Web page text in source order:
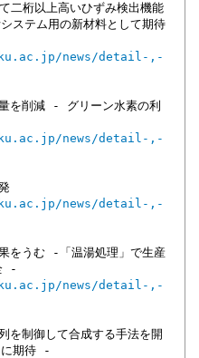
二桁以上高いひずみ検出機能
ステム用の新材料として期待
news/detail-,-
を削減 - グリーン水素の利
news/detail-,-
news/detail-,-
をうむ -「温湯処理」で生産
-
news/detail-,-
を制御して合成する手法を開
期待 -